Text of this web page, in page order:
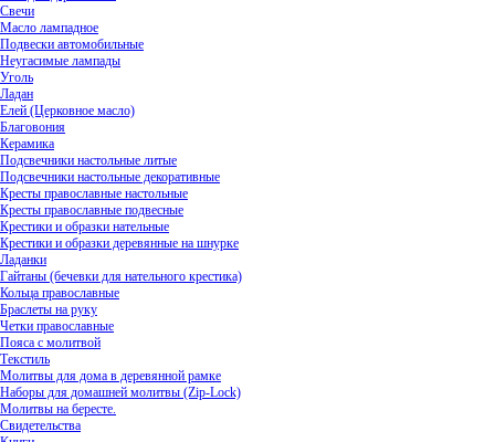
Свечи
Масло лампадное
Подвески автомобильные
Неугасимые лампады
Уголь
Ладан
Елей (Церковное масло)
Благовония
Керамика
Подсвечники настольные литые
Подсвечники настольные декоративные
Кресты православные настольные
Кресты православные подвесные
Крестики и образки нательные
Крестики и образки деревянные на шнурке
Ладанки
Гайтаны (бечевки для нательного крестика)
Кольца православные
Браслеты на руку
Четки православные
Пояса с молитвой
Текстиль
Молитвы для дома в деревянной рамке
Наборы для домашней молитвы (Zip-Lock)
Молитвы на бересте.
Свидетельства